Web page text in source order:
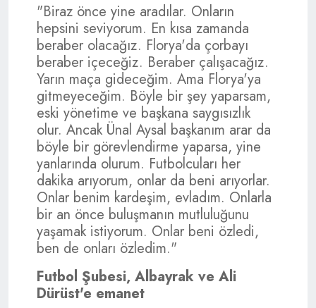
"Biraz önce yine aradılar. Onların
hepsini seviyorum. En kısa zamanda
beraber olacağız. Florya'da çorbayı
beraber içeceğiz. Beraber çalışacağız.
Yarın maça gideceğim. Ama Florya'ya
gitmeyeceğim. Böyle bir şey yaparsam,
eski yönetime ve başkana saygısızlık
olur. Ancak Ünal Aysal başkanım arar da
böyle bir görevlendirme yaparsa, yine
yanlarında olurum. Futbolcuları her
dakika arıyorum, onlar da beni arıyorlar.
Onlar benim kardeşim, evladım. Onlarla
bir an önce buluşmanın mutluluğunu
yaşamak istiyorum. Onlar beni özledi,
ben de onları özledim."
Futbol Şubesi, Albayrak ve Ali
Dürüst'e emanet